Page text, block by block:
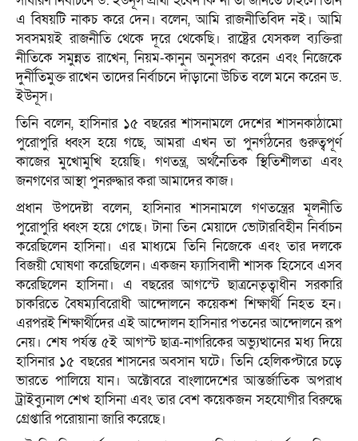
এ বিষয়টি নাকচ করে দেন। বলেন, আমি রাজনীতিবিদ নই। আমি
সবসময়ই রাজনীতি থেকে দূরে থেকেছি। রাষ্ট্রের যেসকল ব্যক্তিরা
নীতিকে সমুন্নত রাখেন, নিয়ম-কানুন অনুসরণ করেন এবং নিজেকে
দুর্নীতিমুক্ত রাখেন তাদের নির্বাচনে দাঁড়ানো উচিত বলে মনে করেন ড.
ইউনূস।
তিনি বলেন, হাসিনার ১৫ বছরের শাসনামলে দেশের শাসনকাঠামো
পুরোপুরি ধ্বংস হয়ে গছে, আমরা এখন তা পুনর্গঠনের গুরুত্বপূর্ণ
কাজের মুখোমুখি হয়েছি। গণতন্ত্র, অর্থনৈতিক স্থিতিশীলতা এবং
জনগণের আস্থা পুনরুদ্ধার করা আমাদের কাজ।
প্রধান উপদেষ্টা বলেন, হাসিনার শাসনামলে গণতন্ত্রের মূলনীতি
পুরোপুরি ধ্বংস হয়ে গেছে। টানা তিন মেয়াদে ভোটারবিহীন নির্বাচন
করেছিলেন হাসিনা। এর মাধ্যমে তিনি নিজেকে এবং তার দলকে
বিজয়ী ঘোষণা করেছিলেন। একজন ফ্যাসিবাদী শাসক হিসেবে এসব
করেছিলেন হাসিনা। এ বছরের আগস্টে ছাত্রনেতৃত্বাধীন সরকারি
চাকরিতে বৈষম্যবিরোধী আন্দোলনে কয়েকশ শিক্ষার্থী নিহত হন।
এরপরই শিক্ষার্থীদের এই আন্দোলন হাসিনার পতনের আন্দোলনে রূপ
নেয়। শেষ পর্যন্ত ৫ই আগস্ট ছাত্র-নাগরিকের অভ্যুত্থানের মধ্য দিয়ে
হাসিনার ১৫ বছরের শাসনের অবসান ঘটে। তিনি হেলিকপ্টারে চড়ে
ভারতে পালিয়ে যান। অক্টোবরে বাংলাদেশের আন্তর্জাতিক অপরাধ
ট্রাইব্যুনাল শেখ হাসিনা এবং তার বেশ কয়েকজন সহযোগীর বিরুদ্ধে
গ্রেপ্তারি পরোয়ানা জারি করেছে।